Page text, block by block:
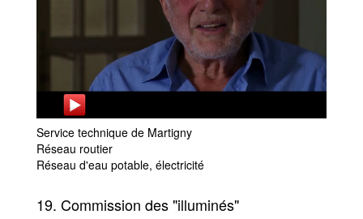
Service technique de Martigny
Réseau routier
Réseau d'eau potable, électricité
19. Commission des "illuminés"